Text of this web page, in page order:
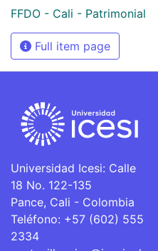
FFDO - Cali - Patrimonial
Full item page
Universidad Icesi: Calle
18 No. 122-135
Pance, Cali - Colombia
Teléfono: +57 (602) 555
2334